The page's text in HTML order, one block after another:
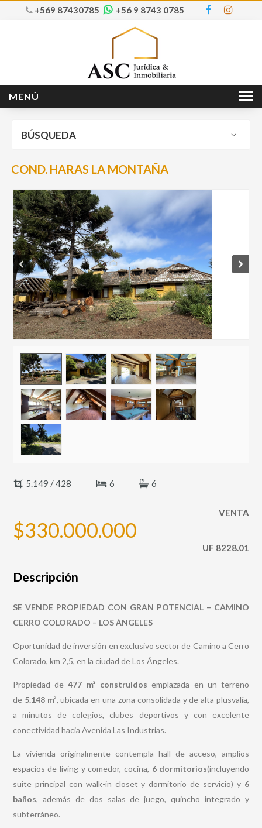
+569 87430785 +56 9 8743 0785
MENÚ
Nosotros
Ventas
Arriendos
Servicios
Contacto
BÚSQUEDA
COND. HARAS LA MONTAÑA
Prev
5.149 / 428 6 6
VENTA
$330.000.000
UF 8228.01
Descripción
SE VENDE PROPIEDAD CON GRAN POTENCIAL – CAMINO
CERRO COLORADO – LOS ÁNGELES
Oportunidad de inversión en exclusivo sector de Camino a Cerro
Colorado, km 2,5, en la ciudad de Los Ángeles.
Propiedad de477 m² construidos emplazada en un terreno
de 5.148 m², ubicada en una zona consolidada y de alta plusvalía,
a minutos de colegios, clubes deportivos y con excelente
conectividad hacia Avenida Las Industrias.
La vivienda originalmente contempla hall de acceso, amplios
espacios de living y comedor, cocina, 6 dormitorios(incluyendo
suite principal con walk-in closet y dormitorio de servicio) y 6
baños, además de dos salas de juego, quincho integrado y
subterráneo.